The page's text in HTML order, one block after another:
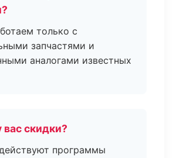
только с
запчастями и
аналогами известных
вас скидки?
программы